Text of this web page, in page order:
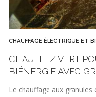
CHAUFFAGE ÉLECTRIQUE ET
CHAUFFEZ VERT
BIÉNERGIE AVEC
Le chauffage aux